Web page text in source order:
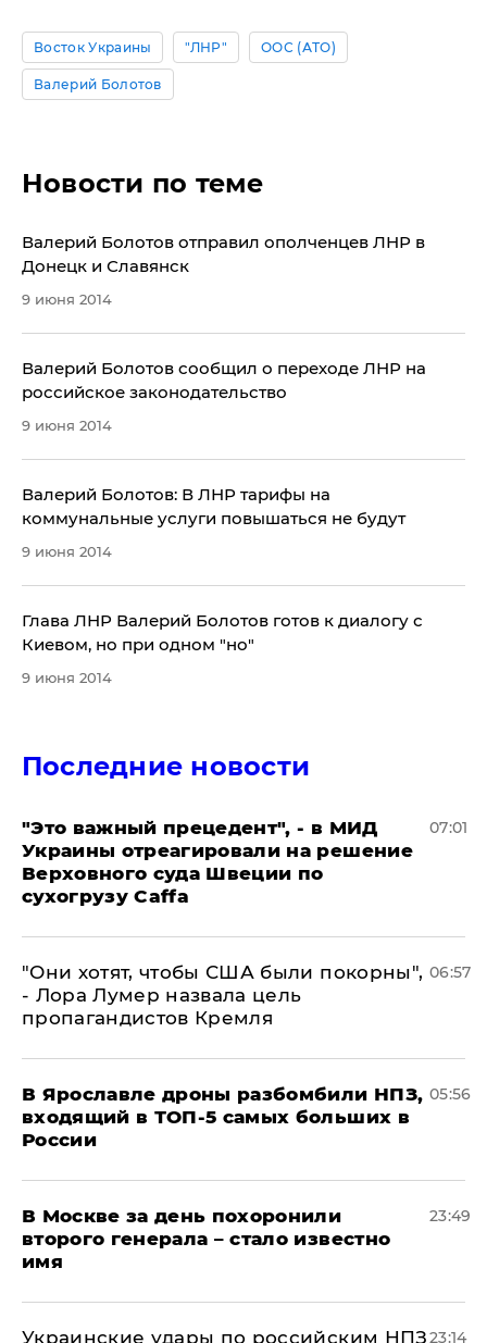
Восток Украины "ЛНР" ООС (АТО)
Валерий Болотов
Новости по теме
Валерий Болотов отправил ополченцев ЛНР в
Донецк и Славянск
9 июня 2014
Валерий Болотов сообщил о переходе ЛНР на
российское законодательство
9 июня 2014
Валерий Болотов: В ЛНР тарифы на
коммунальные услуги повышаться не будут
9 июня 2014
Глава ЛНР Валерий Болотов готов к диалогу с
Киевом, но при одном "но"
9 июня 2014
Последние новости
"Это важный прецедент", - в МИД
Украины отреагировали на решение
Верховного суда Швеции по
сухогрузу Caffa
07:01
"Они хотят, чтобы США были покорны",
- Лора Лумер назвала цель
пропагандистов Кремля
06:57
В Ярославле дроны разбомбили НПЗ,
входящий в ТОП-5 самых больших в
России
05:56
В Москве за день похоронили
второго генерала – стало известно
имя
23:49
Украинские удары по российским НПЗ23:14